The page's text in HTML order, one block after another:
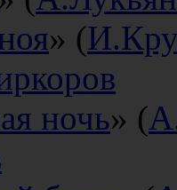
» (
ночь» (